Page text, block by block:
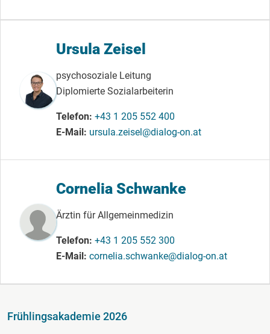
Ursula Zeisel
psychosoziale Leitung
Diplomierte Sozialarbeiterin
Telefon +43 1 205 552 400
E-Mail ursula.zeisel@dialog-on.at
Cornelia Schwanke
Ärztin für Allgemeinmedizin
Telefon +43 1 205 552 300
E-Mail cornelia.schwanke@dialog-on.at
Fußzeile
Frühlingsakademie 2026